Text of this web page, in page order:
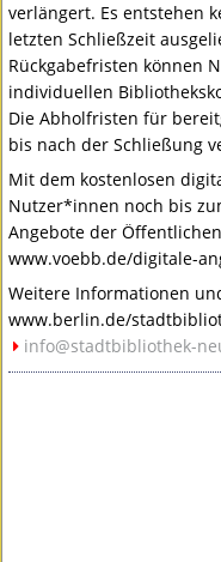
verlängert. Es entstehen
letzten Schließzeit
Rückgabefristen können
individuellen
Die Abholfristen für
bis nach der Schließung
Mit dem kostenlosen
Nutzer*innen noch bis
Angebote der
www.voebb.de/digitale-
Weitere Informationen
www.berlin.de/
info@stadtbibliothek-